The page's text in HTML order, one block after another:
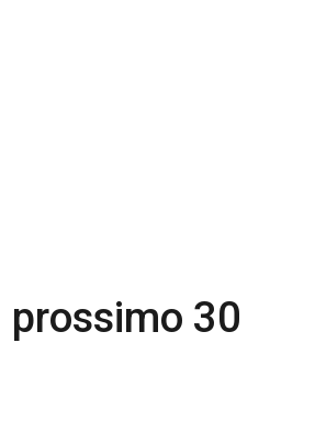
prossimo 30